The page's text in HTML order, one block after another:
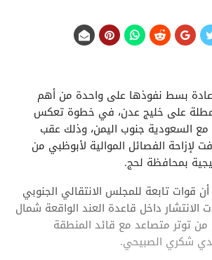
بسط نفوذها على واحدة من أهم
على خليج عدن، في خطوة تعكس
مع السعودية جنوب اليمن، وذلك عقب
الفصائل الموالية لأبوظبي من
بمحافظة لحج.
قوات تابعة للمجلس الانتقالي الجنوبي
الانتشار داخل قاعدة العند الواقعة شمال
من توتر متصاعد مع قائد المنطقة
شكري الصبيحي.